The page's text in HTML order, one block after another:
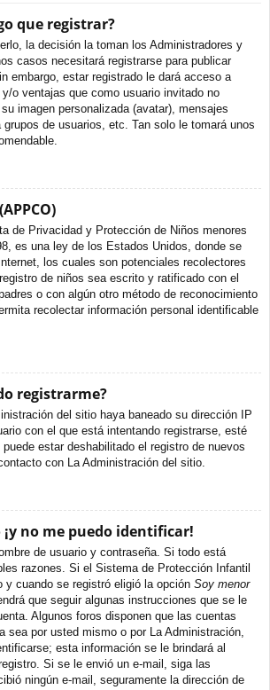
que registrar?
la decisión la toman los Administradores y
casos necesitará registrarse para publicar
embargo, estar registrado le dará acceso a
o ventajas que como usuario invitado no
imagen personalizada (avatar), mensajes
de usuarios, etc. Tan solo le tomará unos
de Privacidad y Protección de Niños menores
es una ley de los Estados Unidos, donde se
los cuales son potenciales recolectores
de niños sea escrito y ratificado con el
o con algún otro método de reconocimiento
recolectar información personal identificable
registrarme?
del sitio haya baneado su dirección IP
con el que está intentando registrarse, esté
estar deshabilitado el registro de nuevos
con La Administración del sitio.
no me puedo identificar!
de usuario y contraseña. Si todo está
razones. Si el Sistema de Protección Infantil
y cuando se registró eligió la opción Soy menor
que seguir algunas instrucciones que se le
Algunos foros disponen que las cuentas
sea por usted mismo o por La Administración,
esta información se le brindará al
Si se le envió un e-mail, siga las
ningún e-mail, seguramente la dirección de